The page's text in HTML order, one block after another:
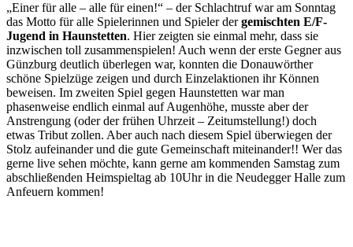
„Einer für alle – alle für einen!“ – der Schlachtruf war am Sonntag
das Motto für alle Spielerinnen und Spieler dergemischten E/F-
Jugend in Haunstetten. Hier zeigten sie einmal mehr, dass sie
inzwischen toll zusammenspielen! Auch wenn der erste Gegner aus
Günzburg deutlich überlegen war, konnten die Donauwörther
schöne Spielzüge zeigen und durch Einzelaktionen ihr Können
beweisen. Im zweiten Spiel gegen Haunstetten war man
phasenweise endlich einmal auf Augenhöhe, musste aber der
Anstrengung (oder der frühen Uhrzeit – Zeitumstellung!) doch
etwas Tribut zollen. Aber auch nach diesem Spiel überwiegen der
Stolz aufeinander und die gute Gemeinschaft miteinander!! Wer das
gerne live sehen möchte, kann gerne am kommenden Samstag zum
abschließenden Heimspieltag ab 10Uhr in die Neudegger Halle zum
Anfeuern kommen!